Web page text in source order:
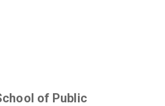
of Public